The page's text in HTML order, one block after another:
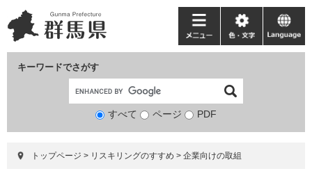
ー
ジ
ニ
ュ
て
キーワードでさがす
検
象
すべて ページ PDF
メ
ニ
ー
色・
文
language
トップページ > リスキリングのすすめ > 企業向けの取組